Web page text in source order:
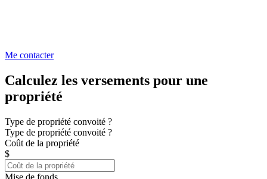
Me contacter
Calculez les versements pour une
propriété
Type de propriété convoité ?
Type de propriété convoité ?
Coût de la propriété
$
Mise de fonds